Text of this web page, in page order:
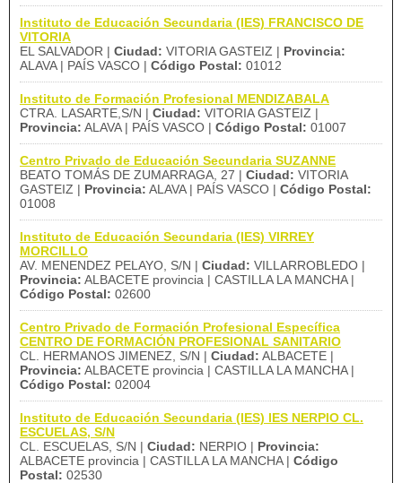
Instituto de Educación Secundaria (IES) FRANCISCO DE
VITORIA
EL SALVADOR | Ciudad: VITORIA GASTEIZ | Provincia:
ALAVA | PAÍS VASCO | Código Postal: 01012
Instituto de Formación Profesional MENDIZABALA
CTRA. LASARTE,S/N | Ciudad: VITORIA GASTEIZ |
Provincia: ALAVA | PAÍS VASCO | Código Postal: 01007
Centro Privado de Educación Secundaria SUZANNE
BEATO TOMÁS DE ZUMARRAGA, 27 | Ciudad: VITORIA
GASTEIZ | Provincia: ALAVA | PAÍS VASCO | Código Postal:
01008
Instituto de Educación Secundaria (IES) VIRREY
MORCILLO
AV. MENENDEZ PELAYO, S/N | Ciudad: VILLARROBLEDO |
Provincia: ALBACETE provincia | CASTILLA LA MANCHA |
Código Postal: 02600
Centro Privado de Formación Profesional Específica
CENTRO DE FORMACIÓN PROFESIONAL SANITARIO
CL. HERMANOS JIMENEZ, S/N | Ciudad: ALBACETE |
Provincia: ALBACETE provincia | CASTILLA LA MANCHA |
Código Postal: 02004
Instituto de Educación Secundaria (IES) IES NERPIO CL.
ESCUELAS, S/N
CL. ESCUELAS, S/N | Ciudad: NERPIO | Provincia:
ALBACETE provincia | CASTILLA LA MANCHA | Código
Postal: 02530